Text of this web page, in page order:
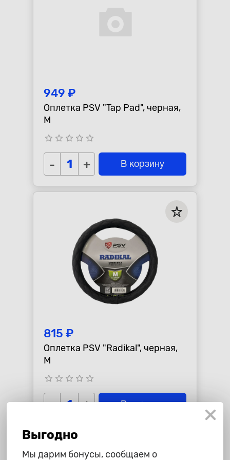
949 ₽
Оплетка PSV "Tap Pad", черная,
M
star_border star_border star_border star_border star_border
- + В корзину
815 ₽
Оплетка PSV "Radikal", черная,
M
star_border star_border star_border star_border star_border
- + В корзину
Выгодно
Мы дарим бонусы, сообщаем о